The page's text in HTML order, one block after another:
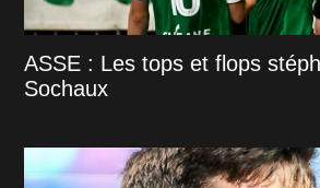
ASSE : Les tops et flops
Sochaux